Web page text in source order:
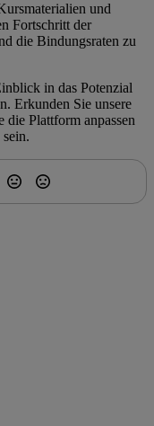
und
Fortschritt der
die Bindungsraten zu
in das Potenzial
Erkunden Sie unsere
Plattform anpassen